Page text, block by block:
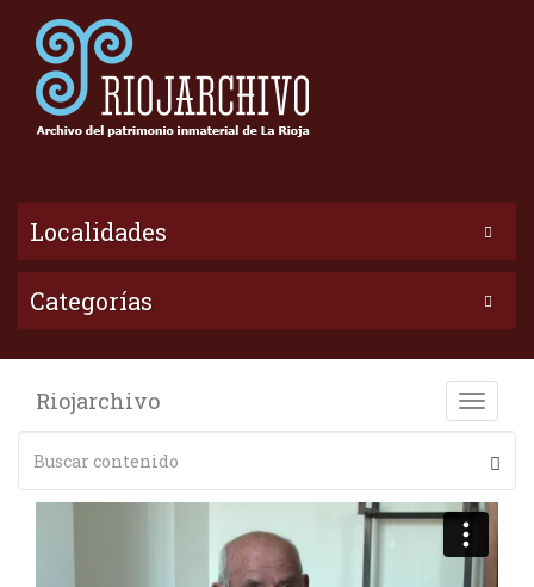
Localidades
Categorías
Toggle
Riojarchivo